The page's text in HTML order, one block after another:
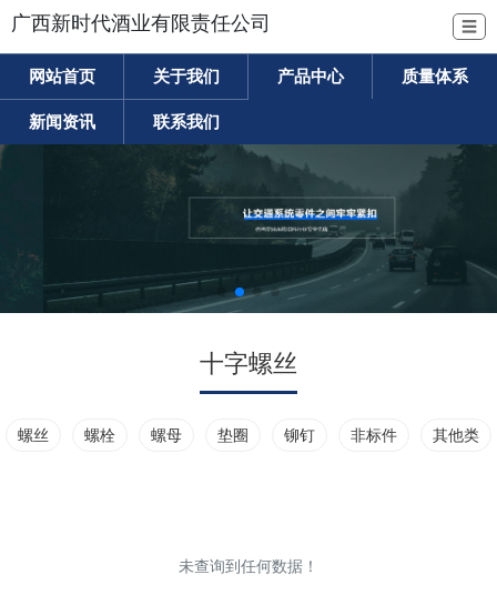
广西新时代酒业有限责任公司 ☰
网站首页 关于我们 产品中心 质量体系
新闻资讯 联系我们
十字螺丝
螺丝 螺栓 螺母 垫圈 铆钉 非标件 其他类
未查询到任何数据！